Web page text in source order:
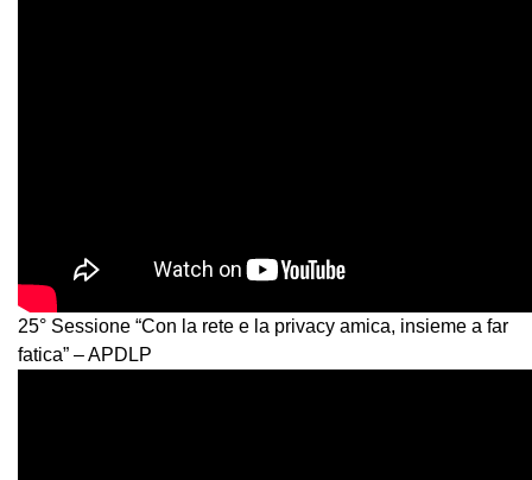
25° Sessione “Con la rete e la privacy amica, insieme a far
fatica” – APDLP